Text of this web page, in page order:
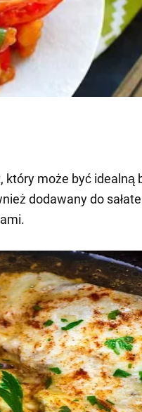
może być idealną
dodawany do